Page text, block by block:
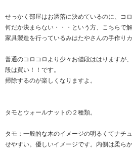
せっかく部屋はお洒落に決めているのに、コ
何だか決まらない・・・という方、こちらで
家具製造を行っているみはたやさんの手作り
普通のコロコロより少々お値段ははりますが
段は買い！！です。
掃除するのが楽しくなりますよ。
タモとウォールナットの２種類。
タモ：一般的な木のイメージの明るくてナチ
せやすい。優しいイメージです。内側は柔ら